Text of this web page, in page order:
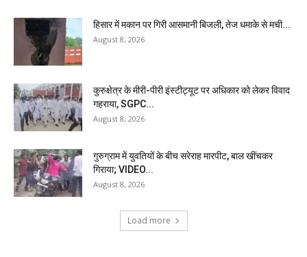
हिसार में मकान पर गिरी आसमानी बिजली, तेज धमाके से मची...
August 8, 2026
कुरुक्षेत्र के मीरी-पीरी इंस्टीट्यूट पर अधिकार को लेकर विवाद
गहराया, SGPC...
August 8, 2026
गुरुग्राम में युवतियों के बीच सरेराह मारपीट, बाल खींचकर
गिराया; VIDEO...
August 8, 2026
Load more